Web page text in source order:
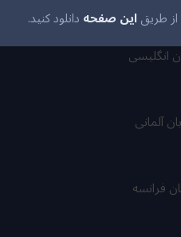
از طریقاین صفحهدانلود کنید.
انگلیسی
آلمانی
فرانسه